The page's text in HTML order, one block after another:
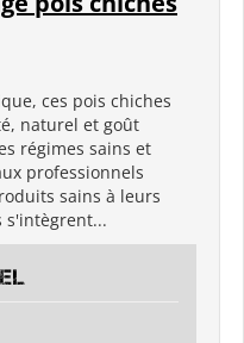
ces pois chiches
naturel et goût
régimes sains et
professionnels
sains à leurs
s'intègrent...